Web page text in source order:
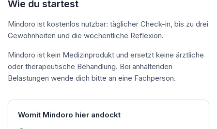
Wie du startest
Mindoro ist kostenlos nutzbar: täglicher Check-in, bis zu drei
Gewohnheiten und die wöchentliche Reflexion.
Mindoro ist kein Medizinprodukt und ersetzt keine ärztliche
oder therapeutische Behandlung. Bei anhaltenden
Belastungen wende dich bitte an eine Fachperson.
Womit Mindoro hier andockt